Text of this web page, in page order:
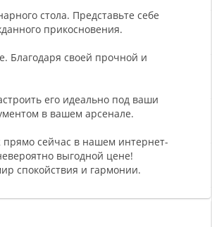
стола. Представьте себе
прикосновения.
Благодаря своей прочной и
его идеально под ваши
в вашем арсенале.
прямо сейчас в нашем интернет-
выгодной цене!
спокойствия и гармонии.